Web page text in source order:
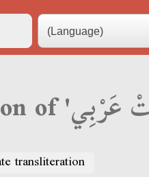
transliteration